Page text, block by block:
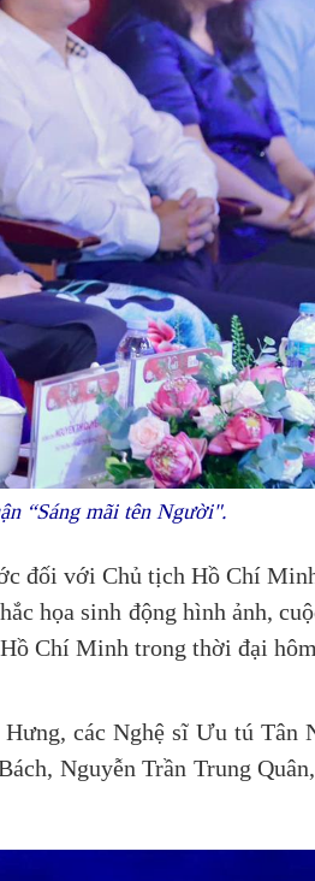
“Sáng mãi tên Người".
đối với Chủ tịch Hồ Chí
họa sinh động hình ảnh,
Chí Minh trong thời đại
các Nghệ sĩ Ưu tú Tân
Nguyễn Trần Trung